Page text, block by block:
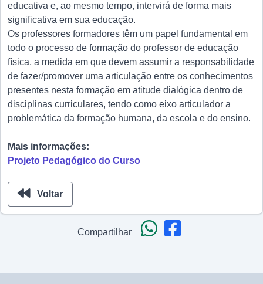
educativa e, ao mesmo tempo, intervirá de forma mais
significativa em sua educação.
Os professores formadores têm um papel fundamental em
todo o processo de formação do professor de educação
física, a medida em que devem assumir a responsabilidade
de fazer/promover uma articulação entre os conhecimentos
presentes nesta formação em atitude dialógica dentro de
disciplinas curriculares, tendo como eixo articulador a
problemática da formação humana, da escola e do ensino.
Mais informações:
Projeto Pedagógico do Curso
Voltar
Compartilhar